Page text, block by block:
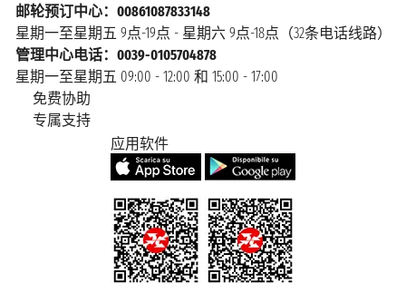
邮轮预订中心：00861087833148
星期一至星期五 9点-19点 - 星期六 9点-18点（32条电话线路）
管理中心电话：0039-0105704878
星期一至星期五 09:00 - 12:00 和 15:00 - 17:00
免费协助
专属支持
应用软件